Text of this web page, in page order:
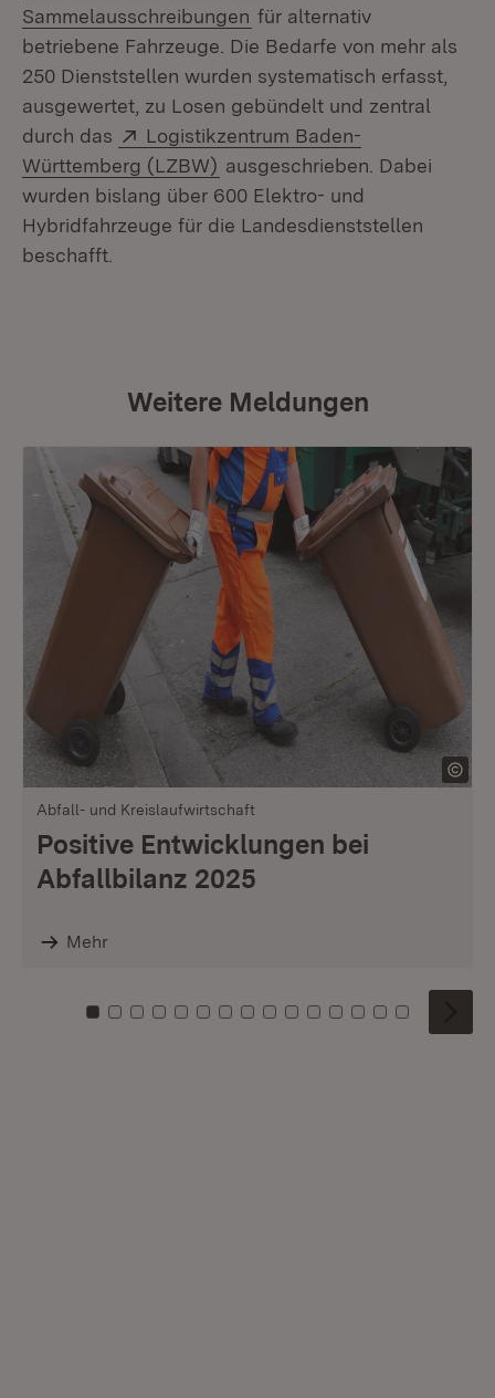
Sammelausschreibungen (Öffnet in neuem Fenster)
für alternativ
betriebene Fahrzeuge. Die Bedarfe von mehr als
250 Dienststellen wurden systematisch erfasst,
ausgewertet, zu Losen gebündelt und zentral
durch das
Extern:
Logistikzentrum Baden-
Württemberg (LZBW) (Öffnet in neuem Fenster)
ausgeschrieben. Dabei
wurden bislang über 600 Elektro- und
Hybridfahrzeuge für die Landesdienststellen
beschafft.
Weitere Meldungen
Abfall- und Kreislaufwirtschaft
Positive Entwicklungen bei
Abfallbilanz 2025
Mehr
Zu Kachel: 0
Zu Kachel: 1
Zu Kachel: 2
Zu Kachel: 3
Zu Kachel: 4
Zu Kachel: 5
Zu Kachel: 6
Zu Kachel: 7
Zu Kachel: 8
Zu Kachel: 9
Zu Kachel: 10
Zu Kachel: 11
Zu Kachel: 12
Zu Kachel:
Zu